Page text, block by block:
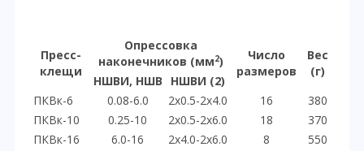
Пресс-
клещи
Опрессовка
наконечников (мм2)
Число
размеров
Вес
(г)
НШВИ, НШВ
НШВИ (2)
ПКВк-6
0.08-6.0 2x0.5-2x4.0 16
380
ПКВк-10
0.25-10 2x0.5-2x6.0 18
370
ПКВк-16
6.0-16 2x4.0-2x6.0 8 550